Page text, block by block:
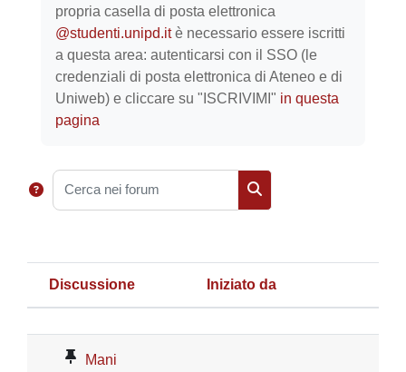
propria casella di posta elettronica
@studenti.unipd.itè necessario essere iscritti
a questa area: autenticarsi con il SSO (le
credenziali di posta elettronica di Ateneo e di
Uniweb) e cliccare su "ISCRIVIMI" in questa
pagina
Cerca nei forum
Cerca nei forum
Stato
Discussione Iniziato da
Mani